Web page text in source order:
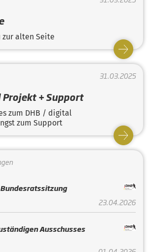
zur alten Seite
31.03.2025
+ Support
zum DHB / digital
zum Support
23.04.2026
Ausschusses